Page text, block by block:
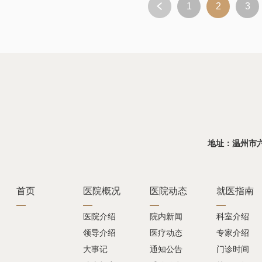
1 2 3
地址：温州市
首页 医院概况
医院介绍
领导介绍
大事记
医院动态
院内新闻
医疗动态
通知公告
就医指南
科室介绍
专家介绍
门诊时间